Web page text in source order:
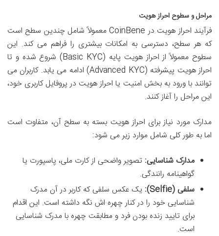
مراحل و سطوح احراز هویت
فرآیند احراز هویت در CoinBene معمولاً شامل چندین سطح است
که هر سطح، دسترسی به امکانات بیشتری را فراهم می کند. این
سطوح معمولاً از احراز هویت پایه (Basic KYC) شروع شده و تا
احراز هویت پیشرفته (Advanced KYC) ادامه می یابد. کاربران می
توانند با ورود به بخش امنیت یا احراز هویت در پروفایل کاربری خود،
این مراحل را آغاز کنند.
مدارک مورد نیاز برای احراز هویت بسته به سطح آن، متفاوت است
اما به طور کلی شامل موارد زیر می شود:
مدارک شناسایی: تصویر واضحی از کارت ملی، پاسپورت یا
گواهینامه رانندگی.
سلفی (Selfie):
یک عکس سلفی که کاربر در آن مدرک
شناسایی خود را در کنار چهره اش نگه داشته است. این اقدام
برای تایید زنده بودن فرد و مطابقت چهره با مدرک شناسایی
است.